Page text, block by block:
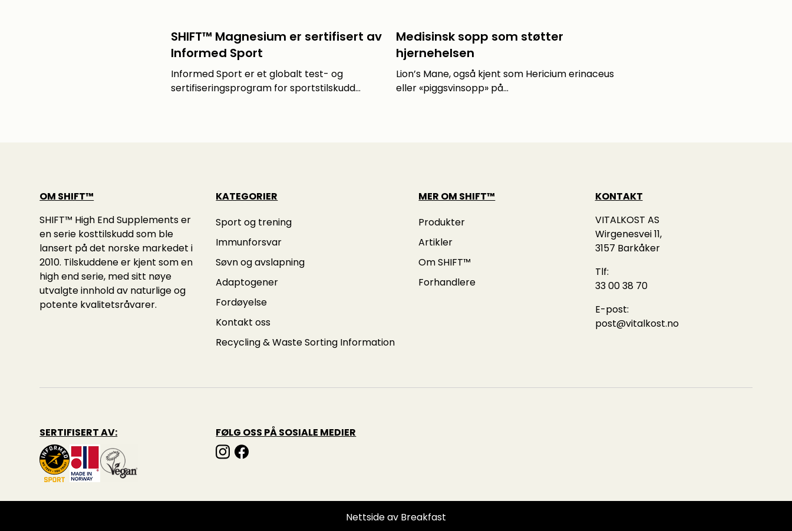
SHIFT™ Magnesium er sertifisert av
Informed Sport
Informed Sport er et globalt test- og
sertifiseringsprogram for sportstilskudd...
Medisinsk sopp som støtter
hjernehelsen
Lion’s Mane, også kjent som Hericium erinaceus
eller «piggsvinsopp» på...
OM SHIFT™
SHIFT™ High End Supplements er
en serie kosttilskudd som ble
lansert på det norske markedet i
2010. Tilskuddene er kjent som en
high end serie, med sitt nøye
utvalgte innhold av naturlige og
potente kvalitetsråvarer.
KATEGORIER
Sport og trening
Immunforsvar
Søvn og avslapning
Adaptogener
Fordøyelse
Kontakt oss
Recycling & Waste Sorting Information
MER OM SHIFT™
Produkter
Artikler
Om SHIFT™
Forhandlere
KONTAKT
VITALKOST AS
Wirgenesvei 11,
3157 Barkåker
Tlf:
33 00 38 70
E-post:
post@vitalkost.no
SERTIFISERT AV: FØLG OSS PÅ SOSIALE MEDIER
Nettside av Breakfast